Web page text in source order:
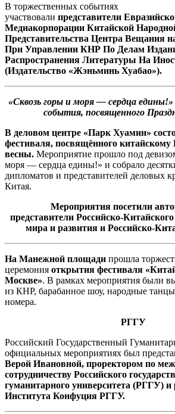
В торжественных событиях
участвовали представители
Медиакорпорации Китайской
Представительства Центра Вещания
При Управлении КНР По Делам
Распространения Литературы На
(Издательство «Жэньминь Хуабао»).
«Сквозь горы и моря — сердца
события, посвященного
В деловом центре «Парк Хуамин»
фестиваля, посвящённого китайскому
весны. Мероприятие прошло под
моря — сердца едины!» и собрало
дипломатов и представителей деловых
Китая.
Мероприятия посетили
представители Российско-
мира и развития и Российско-
На Манежной площади прошла
церемония открытия фестиваля
Москве». В рамках мероприятия были
из КНР, барабанное шоу, народные
номера.
РГГУ
Российский Государственный
официальных мероприятиях был
Верой Ивановной, проректором по
сотрудничеству Российского
гуманитарного университета (РГГУ) и
Института Конфуция РГГУ.